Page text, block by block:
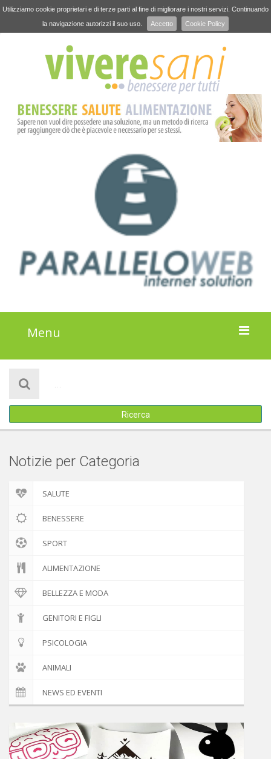
Utilizziamo cookie proprietari e di terze parti al fine di migliorare i nostri servizi. Continuando
la navigazione autorizzi il suo uso.
Accetto Cookie Policy
Menu
ATTIVITÀ
IL PROGETTO
Ricerca
Notizie per Categoria
SALUTE
BENESSERE
SPORT
ALIMENTAZIONE
BELLEZZA E MODA
GENITORI E FIGLI
PSICOLOGIA
ANIMALI
NEWS ED EVENTI